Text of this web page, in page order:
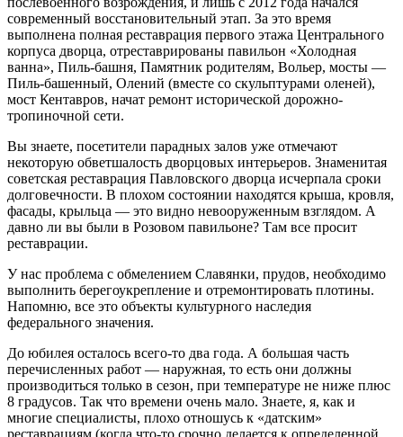
современный восстановительный этап. За это время
выполнена полная реставрация первого этажа Центрального
корпуса дворца, отреставрированы павильон «Холодная
ванна», Пиль-башня, Памятник родителям, Вольер, мосты —
Пиль-башенный, Олений (вместе со скульптурами оленей),
мост Кентавров, начат ремонт исторической дорожно-
тропиночной сети.
Вы знаете, посетители парадных залов уже отмечают
некоторую обветшалость дворцовых интерьеров. Знаменитая
советская реставрация Павловского дворца исчерпала сроки
долговечности. В плохом состоянии находятся крыша, кровля,
фасады, крыльца — это видно невооруженным взглядом. А
давно ли вы были в Розовом павильоне? Там все просит
реставрации.
У нас проблема с обмелением Славянки, прудов, необходимо
выполнить берегоукрепление и отремонтировать плотины.
Напомню, все это объекты культурного наследия
федерального значения.
До юбилея осталось всего-то два года. А большая часть
перечисленных работ — наружная, то есть они должны
производиться только в сезон, при температуре не ниже плюс
8 градусов. Так что времени очень мало. Знаете, я, как и
многие специалисты, плохо отношусь к «датским»
реставрациям (когда что-то срочно делается к определенной